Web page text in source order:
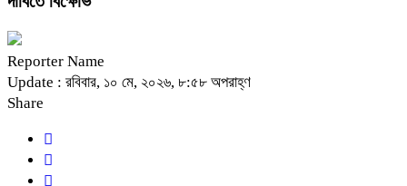
Reporter Name
Update : রবিবার, ১০ মে, ২০২৬, ৮:৫৮ অপরাহ্ণ
Share